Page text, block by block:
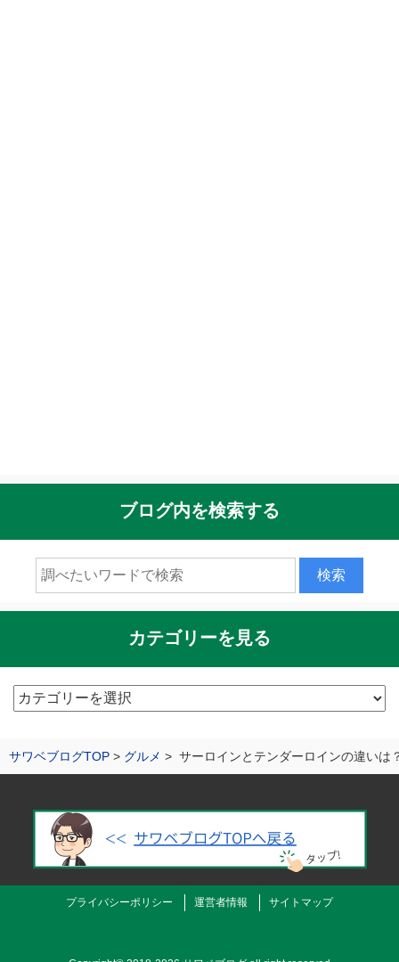
サワベブログTOP グルメ サーロインとテンダーロインの違いは
ブログ内を検索する
カテゴリーを見る
カ
リ
プライバシーポリシー 運営者情報 サイトマップ